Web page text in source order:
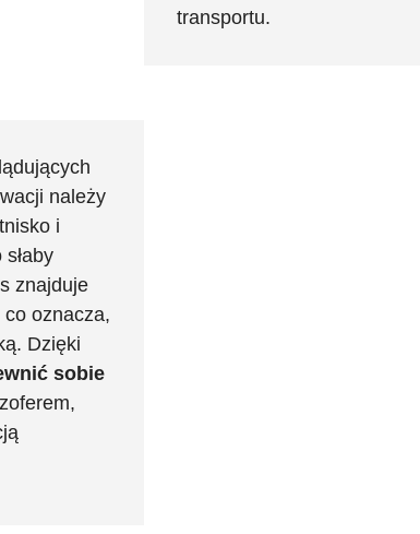
transportu.
należy
i
znajduje
oznacza,
Dzięki
sobie